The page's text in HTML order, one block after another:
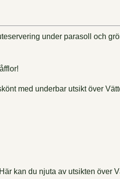
med underbar utsikt över
kan du njuta av utsikten över